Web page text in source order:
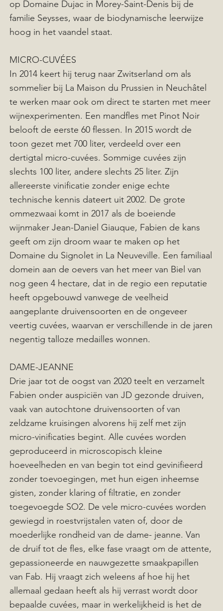
op Domaine Dujac in Morey-Saint-Denis bij de
familie Seysses, waar de biodynamische leerwijze
hoog in het vaandel staat.
MICRO-CUVÉES
In 2014 keert hij terug naar Zwitserland om als
sommelier bij La Maison du Prussien in Neuchâtel
te werken maar ook om direct te starten met meer
wijnexperimenten. Een mandfles met Pinot Noir
belooft de eerste 60 flessen. In 2015 wordt de
toon gezet met 700 liter, verdeeld over een
dertigtal micro-cuvées. Sommige cuvées zijn
slechts 100 liter, andere slechts 25 liter. Zijn
allereerste vinificatie zonder enige echte
technische kennis dateert uit 2002. De grote
ommezwaai komt in 2017 als de boeiende
wijnmaker Jean-Daniel Giauque, Fabien de kans
geeft om zijn droom waar te maken op het
Domaine du Signolet in La Neuveville. Een familiaal
domein aan de oevers van het meer van Biel van
nog geen 4 hectare, dat in de regio een reputatie
heeft opgebouwd vanwege de veelheid
aangeplante druivensoorten en de ongeveer
veertig cuvées, waarvan er verschillende in de jaren
negentig talloze medailles wonnen.
DAME-JEANNE
Drie jaar tot de oogst van 2020 teelt en verzamelt
Fabien onder auspiciën van JD gezonde druiven,
vaak van autochtone druivensoorten of van
zeldzame kruisingen alvorens hij zelf met zijn
micro-vinificaties begint. Alle cuvées worden
geproduceerd in microscopisch kleine
hoeveelheden en van begin tot eind gevinifieerd
zonder toevoegingen, met hun eigen inheemse
gisten, zonder klaring of filtratie, en zonder
toegevoegde SO2. De vele micro-cuvées worden
gewiegd in roestvrijstalen vaten of, door de
moederlijke rondheid van de dame- jeanne. Van
de druif tot de fles, elke fase vraagt om de attente,
gepassioneerde en nauwgezette smaakpapillen
van Fab. Hij vraagt zich weleens af hoe hij het
allemaal gedaan heeft als hij verrast wordt door
bepaalde cuvées, maar in werkelijkheid is het de